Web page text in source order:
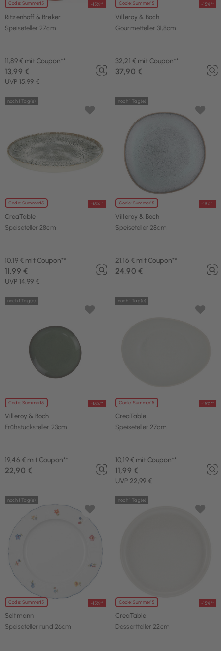
Code: Summer15 -15%**
Ritzenhoff & Breker
Speiseteller 27cm
11,89 € mit Coupon**
UVP 15,99 €
13,99 €
Code: Summer15 -15%**
Villeroy & Boch
Gourmetteller 31,8cm
32,21 € mit Coupon**
37,90 €
Code: Summer15 -15%**
noch 1 Tag(e)
CreaTable
Speiseteller 28cm
10,19 € mit Coupon**
UVP 14,99 €
11,99 €
Code: Summer15 -15%**
noch 1 Tag(e)
Villeroy & Boch
Speiseteller 28cm
21,16 € mit Coupon**
24,90 €
Code: Summer15 -15%**
noch 1 Tag(e)
Villeroy & Boch
Frühstücksteller 23cm
19,46 € mit Coupon**
22,90 €
Code: Summer15 -15%**
noch 1 Tag(e)
CreaTable
Speiseteller 27cm
10,19 € mit Coupon**
UVP 22,99 €
11,99 €
Code: Summer15 -15%**
noch 1 Tag(e)
Seltmann
Speiseteller rund 26cm
Code: Summer15 -15%**
noch 1 Tag(e)
CreaTable
Dessertteller 22cm